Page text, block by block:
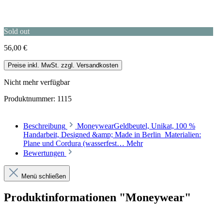
Sold out
56,00 €
Preise inkl. MwSt. zzgl. Versandkosten
Nicht mehr verfügbar
Produktnummer: 1115
Beschreibung
MoneywearGeldbeutel, Unikat, 100 %
Handarbeit, Designed &amp; Made in Berlin Materialien:
Plane und Cordura (wasserfest… Mehr
Bewertungen
Menü schließen
Produktinformationen "Moneywear"